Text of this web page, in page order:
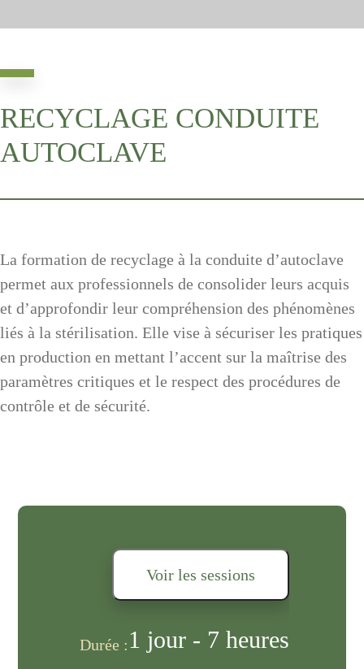
RECYCLAGE CONDUITE
AUTOCLAVE
La formation de recyclage à la conduite d’autoclave
permet aux professionnels de consolider leurs acquis
et d’approfondir leur compréhension des phénomènes
liés à la stérilisation. Elle vise à sécuriser les pratiques
en production en mettant l’accent sur la maîtrise des
paramètres critiques et le respect des procédures de
contrôle et de sécurité.
Voir les sessions
Durée :1 jour - 7 heures